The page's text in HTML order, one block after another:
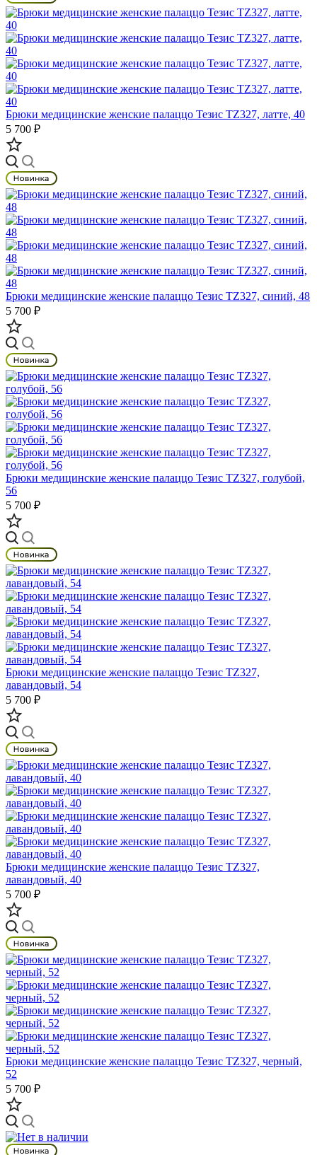
Брюки медицинские женские палаццо Тезис TZ327, латте, 40
5 700 ₽
Брюки медицинские женские палаццо Тезис TZ327, синий, 48
5 700 ₽
Брюки медицинские женские палаццо Тезис TZ327, голубой,
56
5 700 ₽
Брюки медицинские женские палаццо Тезис TZ327,
лавандовый, 54
5 700 ₽
Брюки медицинские женские палаццо Тезис TZ327,
лавандовый, 40
5 700 ₽
Брюки медицинские женские палаццо Тезис TZ327, черный,
52
5 700 ₽